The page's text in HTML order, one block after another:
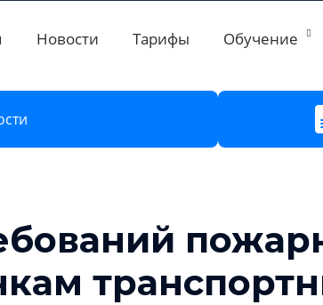
Новости Тарифы Обучение